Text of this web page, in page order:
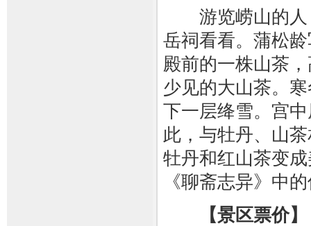
游览崂山的人
岳祠看看。蒲松
殿前的一株山茶
少见的大山茶。
下一层绛雪。宫
此，与牡丹、山
牡丹和红山茶变
《聊斋志异》中
【景区票价】